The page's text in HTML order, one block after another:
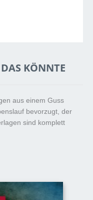
KÖNNTE
aus einem Guss
bevorzugt, der
sind komplett